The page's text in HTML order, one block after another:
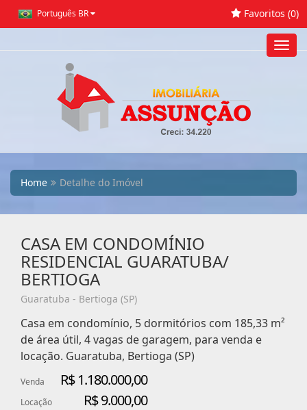
Português BR Favoritos (0)
Home Detalhe do Imóvel
CASA EM CONDOMÍNIO
RESIDENCIAL GUARATUBA/
BERTIOGA
Guaratuba - Bertioga (SP)
Casa em condomínio, 5 dormitórios com 185,33 m²
de área útil, 4 vagas de garagem, para venda e
locação. Guaratuba, Bertioga (SP)
Venda R$ 1.180.000,00
Locação R$ 9.000,00